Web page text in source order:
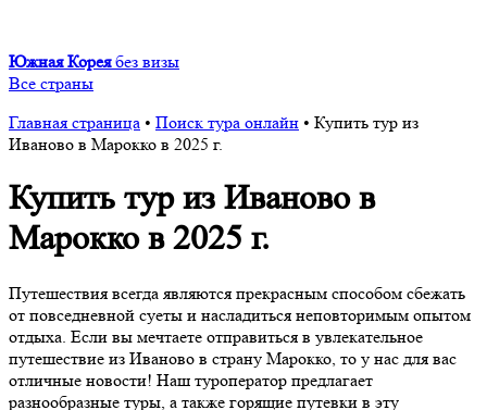
Южная Корея без визы
Все страны
Главная страница • Поиск тура онлайн • Купить тур из
Иваново в Марокко в 2025 г.
Купить тур из Иваново в
Марокко в 2025 г.
Путешествия всегда являются прекрасным способом сбежать
от повседневной суеты и насладиться неповторимым опытом
отдыха. Если вы мечтаете отправиться в увлекательное
путешествие из Иваново в страну Марокко, то у нас для вас
отличные новости! Наш туроператор предлагает
разнообразные туры, а также горящие путевки в эту